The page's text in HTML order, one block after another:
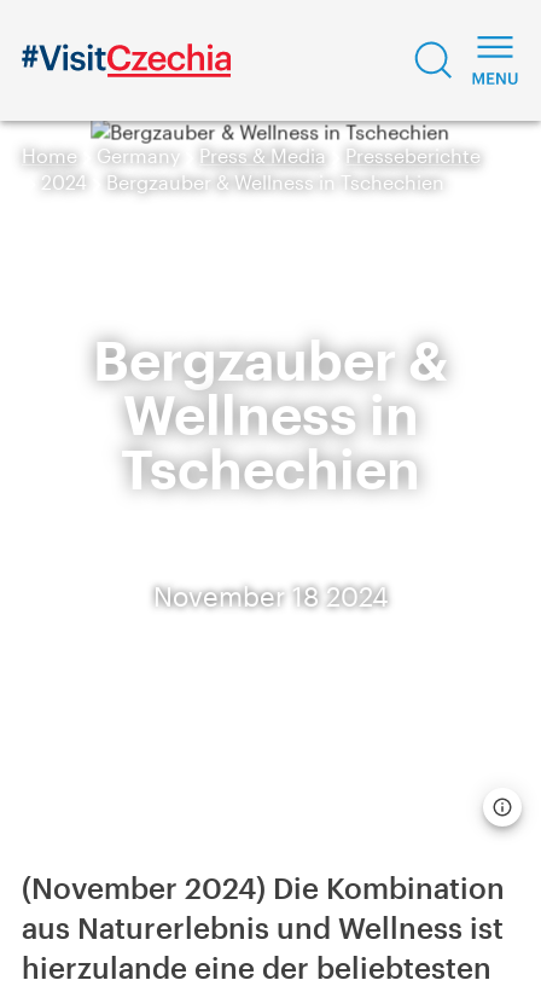
Home Germany Press & Media
Presseberichte
2024
Bergzauber & Wellness in Tschechien
Bergzauber &
Wellness in
Tschechien
November 18 2024
(November 2024) Die Kombination
aus Naturerlebnis und Wellness ist
hierzulande eine der beliebtesten